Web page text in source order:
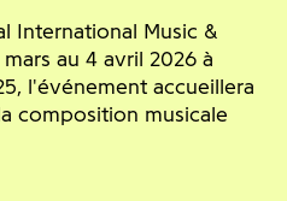
International Music &
au 4 avril 2026 à
l'événement accueillera
composition musicale